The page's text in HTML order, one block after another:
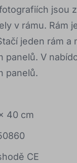
jsou
v rámu. Rám
jeden rám a
panelů. V
panelů.
40 cm
CE